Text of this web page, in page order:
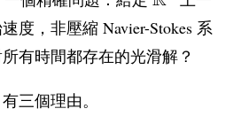
度，非壓縮 Navier-Stokes 系
有時間都存在的光滑解？
三個理由。